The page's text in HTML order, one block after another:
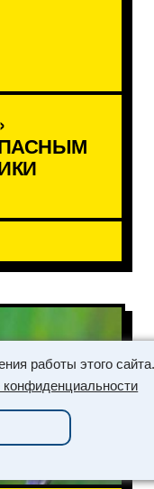
работы этого сайта.
конфиденциальности